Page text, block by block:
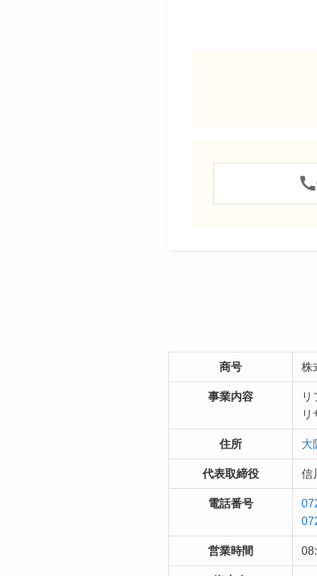
商号 株
事業内容
リ
リ
住所 大
代表取締役 信
電話番号
営業時間